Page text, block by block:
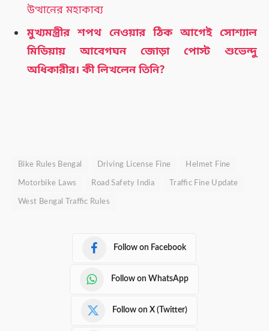
উত্থানের মহাকাব্য
মুখ্যমন্ত্রীর শপথ নেওয়ার ঠিক আগেই সোশ্যাল
মিডিয়ায় আবেগঘন জোড়া পোস্ট শুভেন্দু
অধিকারীর। কী লিখলেন তিনি?
Bike Rules Bengal Driving License Fine Helmet Fine
Motorbike Laws Road Safety India Traffic Fine Update
West Bengal Traffic Rules
Follow on Facebook
Follow on WhatsApp
Follow on X (Twitter)